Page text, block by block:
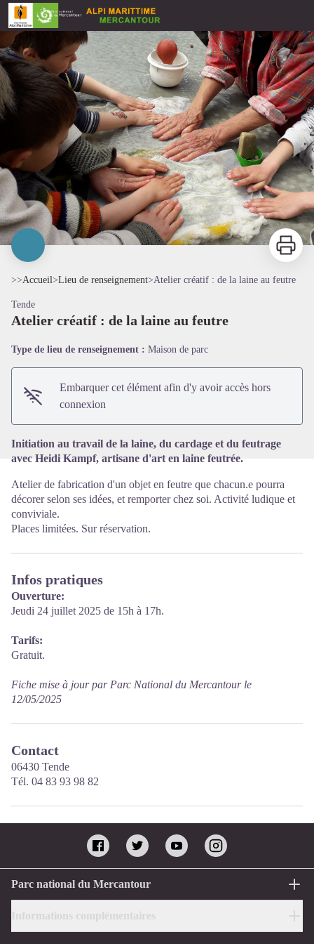
Atelier créatif : de la laine au feutre
Imprimer
>>Accueil>Lieu de renseignement>Atelier créatif : de la laine au feutre
Tende
Atelier créatif : de la laine au feutre
Type de lieu de renseignement : Maison de parc
Embarquer cet élément afin d'y avoir accès hors
connexion
Initiation au travail de la laine, du cardage et du feutrage
avec Heidi Kampf, artisane d'art en laine feutrée.
Atelier de fabrication d'un objet en feutre que chacun.e pourra
décorer selon ses idées, et remporter chez soi. Activité ludique et
conviviale.
Places limitées. Sur réservation.
Infos pratiques
Ouverture:
Jeudi 24 juillet 2025 de 15h à 17h.
Tarifs:
Gratuit.
Fiche mise à jour par Parc National du Mercantour le
12/05/2025
Contact
06430 Tende
Tél. 04 83 93 98 82
Parc national du Mercantour
Informations complémentaires